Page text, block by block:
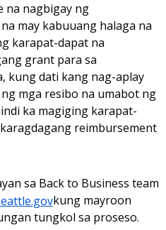
na nagbigay ng
may kabuuang halaga na
karapat-dapat na
grant para sa
kung dati kang nag-aplay
mga resibo na umabot ng
ka magiging karapat-
reimbursement
sa Back to Business team
kung mayroon
tungkol sa proseso.